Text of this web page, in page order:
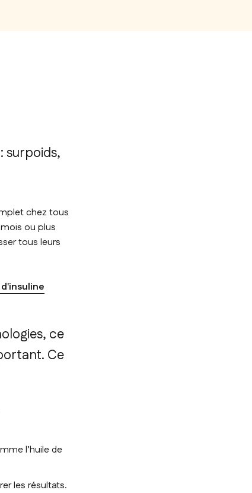
: surpoids,
chez tous
ou plus
tous leurs
ce
Ce
l’huile de
les résultats.